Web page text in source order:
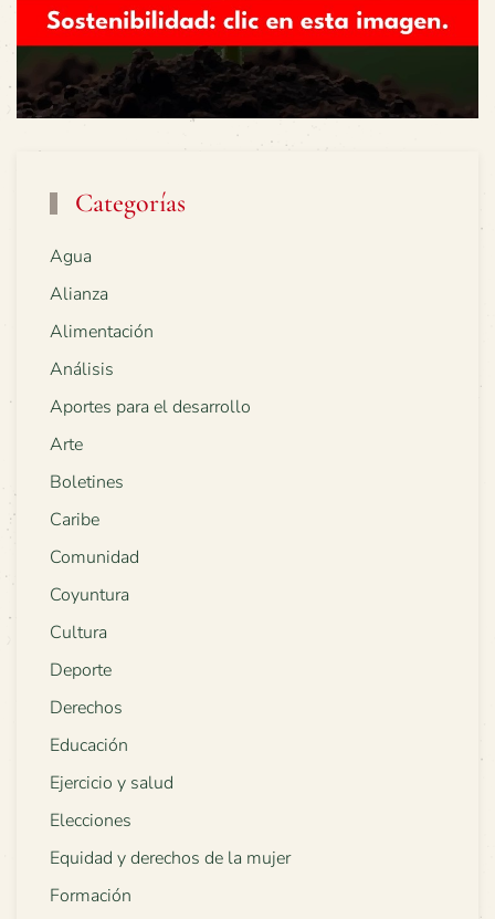
Categorías
Agua
Alianza
Alimentación
Análisis
Aportes para el desarrollo
Arte
Boletines
Caribe
Comunidad
Coyuntura
Cultura
Deporte
Derechos
Educación
Ejercicio y salud
Elecciones
Equidad y derechos de la mujer
Formación